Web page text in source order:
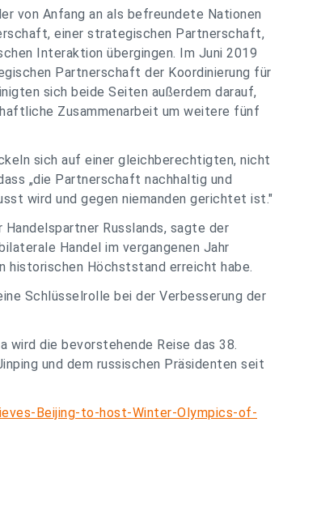
von Anfang an als befreundete Nationen
einer strategischen Partnerschaft,
Interaktion übergingen. Im Juni 2019
Partnerschaft der Koordinierung für
sich beide Seiten außerdem darauf,
Zusammenarbeit um weitere fünf
sich auf einer gleichberechtigten, nicht
„die Partnerschaft nachhaltig und
wird und gegen niemanden gerichtet ist."
Russlands, sagte der
Handel im vergangenen Jahr
historischen Höchststand erreicht habe.
Schlüsselrolle bei der Verbesserung der
wird die bevorstehende Reise das 38.
und dem russischen Präsidenten seit
Beijing-to-host-Winter-Olympics-of-